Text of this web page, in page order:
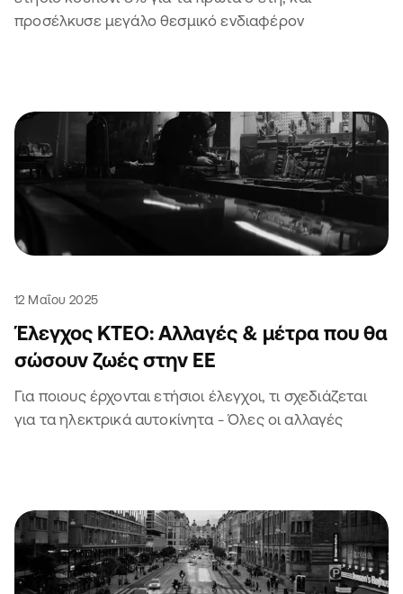
προσέλκυσε μεγάλο θεσμικό ενδιαφέρον
12 Μαΐου 2025
Έλεγχος ΚΤΕΟ: Αλλαγές & μέτρα που θα
σώσουν ζωές στην ΕΕ
Για ποιους έρχονται ετήσιοι έλεγχοι, τι σχεδιάζεται
για τα ηλεκτρικά αυτοκίνητα - Όλες οι αλλαγές